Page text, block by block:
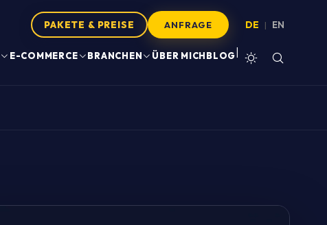
PAKETE & PREISE ANFRAGE DE | EN
E-COMMERCE BRANCHEN ÜBER MICHBLOG